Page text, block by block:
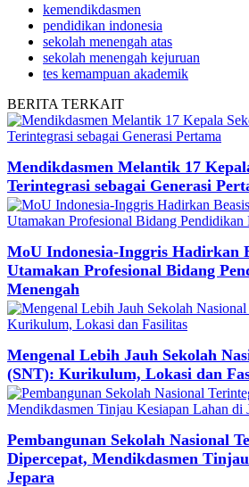
kemendikdasmen
pendidikan indonesia
sekolah menengah atas
sekolah menengah kejuruan
tes kemampuan akademik
BERITA TERKAIT
Mendikdasmen Melantik 17
Terintegrasi sebagai Generasi
MoU Indonesia-Inggris Hadirkan
Utamakan Profesional Bidang
Menengah
Mengenal Lebih Jauh Sekolah
(SNT): Kurikulum, Lokasi dan
Pembangunan Sekolah Nasional
Dipercepat, Mendikdasmen
Jepara